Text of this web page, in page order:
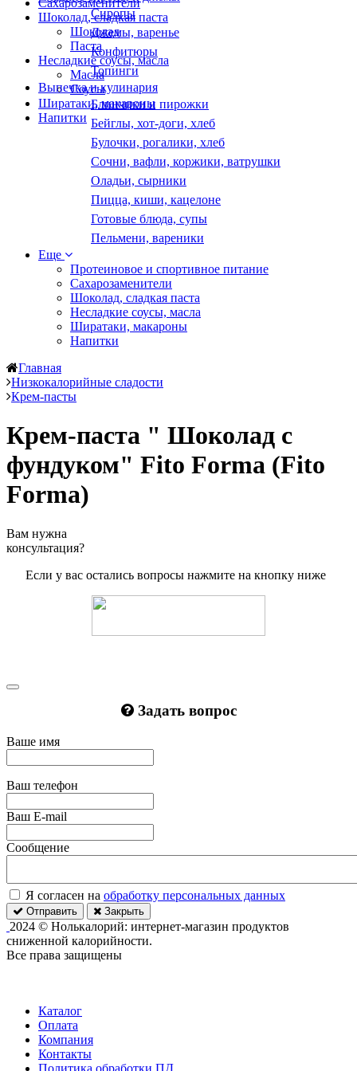
Сахарозаменители
Шоколад, сладкая паста
Шоколад
Паста
Несладкие соусы, масла
Масла
Соусы
Ширатаки, макароны
Напитки
Сиропы
Джемы, варенье
Конфитюры
Топинги
Выпечка и кулинария
Блинчики и пирожки
Бейглы, хот-доги, хлеб
Булочки, рогалики, хлеб
Сочни, вафли, коржики, ватрушки
Оладьи, сырники
Пицца, киши, кацелоне
Готовые блюда, супы
Пельмени, вареники
Еще
Протеиновое и спортивное питание
Сахарозаменители
Шоколад, сладкая паста
Несладкие соусы, масла
Ширатаки, макароны
Напитки
Главная
Низкокалорийные сладости
Крем-пасты
Крем-паста " Шоколад с
фундуком" Fito Forma (Fito
Forma)
Вам нужна
консультация?
Если у вас остались вопросы нажмите на кнопку ниже
Задать вопрос
Ваше имя
Ваш телефон
Ваш E-mail
Сообщение
Я согласен на обработку персональных данных
Отправить Закрыть
2024 © Нолькалорий: интернет-магазин продуктов
сниженной калорийности.
Все права защищены
Каталог
Оплата
Компания
Контакты
Политика обработки ПД